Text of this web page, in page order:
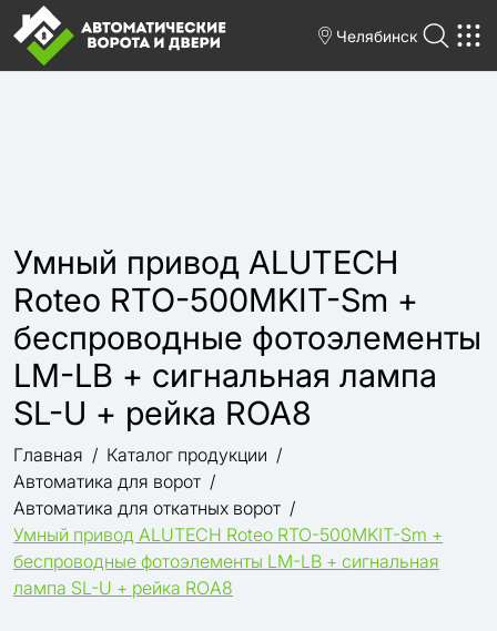
Челябинск
Умный привод ALUTECH
Roteo RTO-500MKIT-Sm +
беспроводные фотоэлементы
LM-LB + сигнальная лампа
SL-U + рейка ROA8
Главная
Каталог продукции
Автоматика для ворот
Автоматика для откатных ворот
Умный привод ALUTECH Roteo RTO-500MKIT-Sm +
беспроводные фотоэлементы LM-LB + сигнальная
лампа SL-U + рейка ROA8